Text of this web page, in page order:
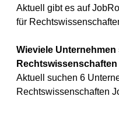
Aktuell gibt es auf
für
Wieviele
Aktuell suchen 6
Rechtswissenschaften